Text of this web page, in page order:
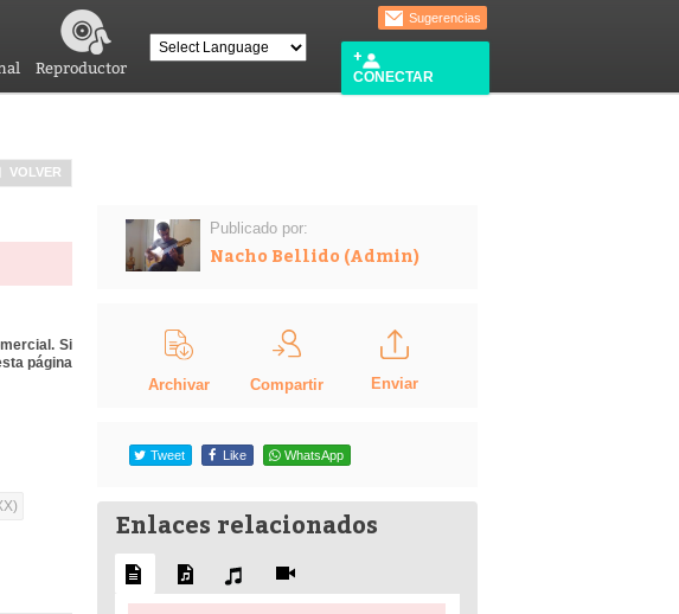
Reproductor
Sugerencias
CONECTAR
VOLVER
Si
página
Publicado por:
Nacho Bellido (Admin)
Archivar Compartir Enviar
Tweet Like WhatsApp
Enlaces relacionados